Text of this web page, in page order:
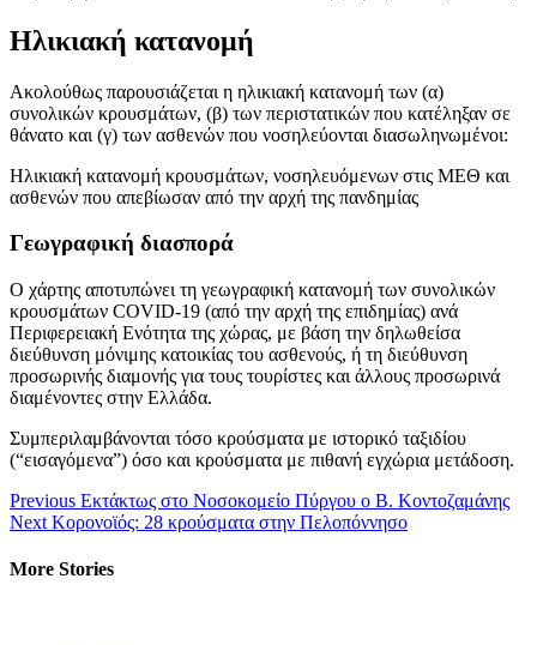
Ηλικιακή κατανομή
Ακολούθως παρουσιάζεται η ηλικιακή κατανομή των (α)
συνολικών κρουσμάτων, (β) των περιστατικών που κατέληξαν σε
θάνατο και (γ) των ασθενών που νοσηλεύονται διασωληνωμένοι:
Ηλικιακή κατανομή κρουσμάτων, νοσηλευόμενων στις MEΘ και
ασθενών που απεβίωσαν από την αρχή της πανδημίας
Γεωγραφική διασπορά
Ο χάρτης αποτυπώνει τη γεωγραφική κατανομή των συνολικών
κρουσμάτων COVID-19 (από την αρχή της επιδημίας) ανά
Περιφερειακή Ενότητα της χώρας, με βάση την δηλωθείσα
διεύθυνση μόνιμης κατοικίας του ασθενούς, ή τη διεύθυνση
προσωρινής διαμονής για τους τουρίστες και άλλους προσωρινά
διαμένοντες στην Ελλάδα.
Συμπεριλαμβάνονται τόσο κρούσματα με ιστορικό ταξιδίου
(“εισαγόμενα”) όσο και κρούσματα με πιθανή εγχώρια μετάδοση.
Continue
Reading
Previous Εκτάκτως στο Νοσοκομείο Πύργου ο Β. Κοντοζαμάνης
Next Κορονοϊός: 28 κρούσματα στην Πελοπόννησο
More Stories